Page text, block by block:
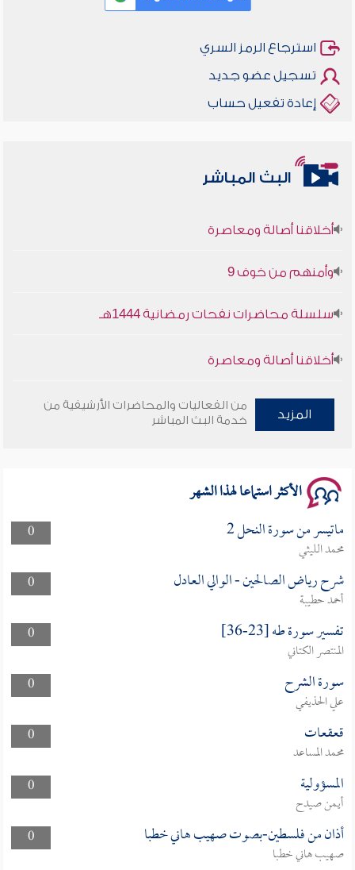
استرجاع الرمز السري
تسجيل عضو جديد
إعادة تفعيل حساب
البث المباشر
أخلاقنا أصالة ومعاصرة
وأمنهم من خوف 9
أخلاقنا أصالة ومعاصرة
سلسلة محاضرات نفحات رمضانية 1444هـ
المزيد
من الفعاليات والمحاضرات الأرشيفية من
خدمة البث المباشر
الأكثر استماعا لهذا الشهر
0 ماتيسر من سورة النحل 2
محمد الليثي
0
شرح رياض الصالحين - الوالي العادل
أحمد حطيبة
0
تفسير سورة طه [23-36]
المنتصر الكتاني
0
سورة الشرح
علي الحذيفي
0
قعقعات
محمد المساعد
0
المسؤولية
أيمن صيدح
0
أذان من فلسطين-بصوت صهيب هاني خطبا
صهيب هاني خطبا